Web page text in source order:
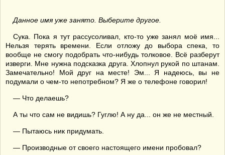
Данное имя уже занято. Выберите другое.
Сука. Пока я тут рассусоливал, кто-то уже занял моё имя...
Нельзя терять времени. Если отложу до выбора спека, то
вообще не смогу подобрать что-нибудь толковое. Всё разберут
изверги. Мне нужна подсказка друга. Хлопнул рукой по штанам.
Замечательно! Мой друг на месте! Эм... Я надеюсь, вы не
подумали о чем-то непотребном? Я же о телефоне говорил!
— Что делаешь?
А ты что сам не видишь? Гуглю! А ну да... он же не местный.
— Пытаюсь ник придумать.
— Производные от своего настоящего имени пробовал?